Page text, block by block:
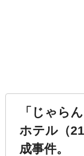
「じゃら
ホテル（
成事件。